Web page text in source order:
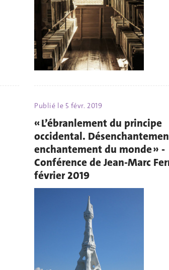
Publié le 5 févr. 2019
« L’ébranlement du principe
occidental.
enchantement du monde » -
Conférence de Jean-Marc
février 2019